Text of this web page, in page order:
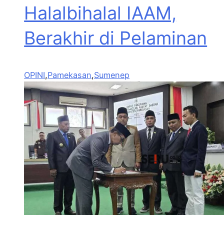
Halalbihalal IAAM,
Berakhir di Pelaminan
OPINI,Pamekasan,Sumenep